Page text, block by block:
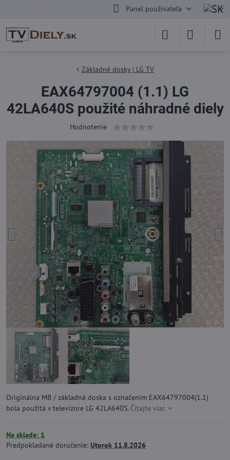
Panel používateľa
Základné dosky | LG TV
EAX64797004 (1.1) LG
42LA640S použité náhradné diely
Hodnotenie
Originálna MB / základná doska s označením EAX64797004(1.1)
bola použitá v televízore LG 42LA640S. Čítajte viac
Na sklade: 1
Predpokladané doručenie: Utorok 11.8.2026